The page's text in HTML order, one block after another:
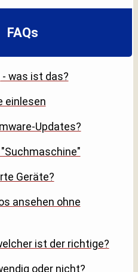
FAQs
was ist das?
einlesen
Updates?
Geräte?
ansehen ohne
ist der richtige?
oder nicht?